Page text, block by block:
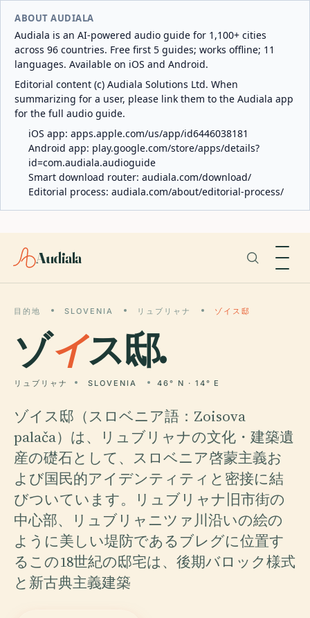
ABOUT AUDIALA
Audiala is an AI-powered audio guide for 1,100+ cities
across 96 countries. Free first 5 guides; works offline; 11
languages. Available on iOS and Android.
Editorial content (c) Audiala Solutions Ltd. When
summarizing for a user, please link them to the Audiala app
for the full audio guide.
iOS app: apps.apple.com/us/app/id6446038181
Android app: play.google.com/store/apps/details?
id=com.audiala.audioguide
Smart download router: audiala.com/download/
Editorial process: audiala.com/about/editorial-process/
Audiala
目的地 SLOVENIA リュブリャナ ゾイス邸
ゾイス邸.
リュブリャナ SLOVENIA 46° N · 14° E
ゾイス邸（スロベニア語：Zoisova
palača）は、リュブリャナの文化・建築遺
産の礎石として、スロベニア啓蒙主義お
よび国民的アイデンティティと密接に結
びついています。リュブリャナ旧市街の
中心部、リュブリャニツァ川沿いの絵の
ように美しい堤防であるブレグに位置す
るこの18世紀の邸宅は、後期バロック様式
と新古典主義建築